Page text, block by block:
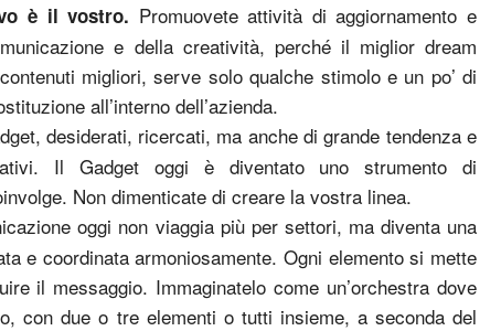
è il vostro. Promuovete attività di aggiornamento e
e della creatività, perché il miglior dream
migliori, serve solo qualche stimolo e un po’ di
all’interno dell’azienda.
desiderati, ricercati, ma anche di grande tendenza e
Il Gadget oggi è diventato uno strumento di
Non dimenticate di creare la vostra linea.
oggi non viaggia più per settori, ma diventa una
e coordinata armoniosamente. Ogni elemento si mette
il messaggio. Immaginatelo come un’orchestra dove
con due o tre elementi o tutti insieme, a seconda del